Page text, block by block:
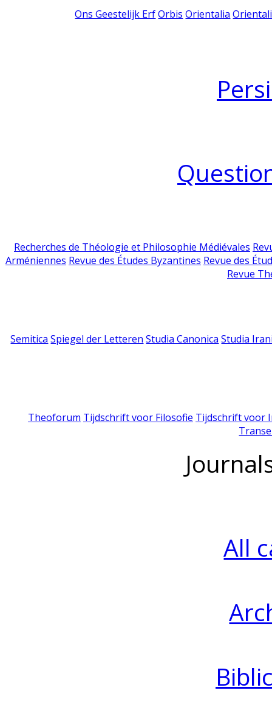
Ons Geestelijk Erf Orbis Orientalia
Recherches de Théologie et Philosophie Médiévales
Arméniennes Revue des Études Byzantines Revue des
Revue
Semitica Spiegel der Letteren Studia Canonica Studia
Theoforum Tijdschrift voor Filosofie Tijdschrift voor
All